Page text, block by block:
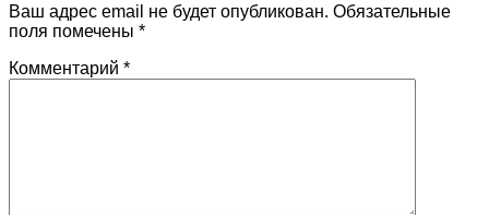
Ваш адрес email не будет опубликован. Обязательные
поля помечены *
Комментарий *